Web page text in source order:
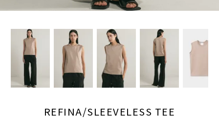
REFINA/SLEEVELESS TEE